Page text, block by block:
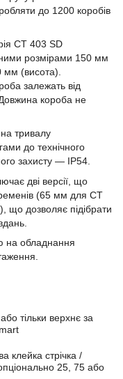
до 1200 коробів
CT 403 SD
розмірами 150 мм
(висота).
залежать від
короба не
тривалу
до технічного
захисту — IP54.
дві версії, що
(65 мм для CT
дозволяє підібрати
на обладнання
тільки верхнє за
клейка стрічка /
25, 75 або